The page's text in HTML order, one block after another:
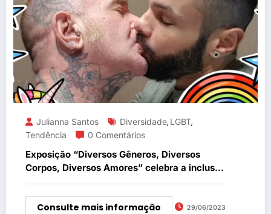
Julianna Santos Diversidade, LGBT,
Tendência
0 Comentários
Exposição “Diversos Gêneros, Diversos
Corpos, Diversos Amores” celebra a inclusão
LGBT+ de pessoas com deficiência em São
Paulo
Consulte mais informação 29/06/2023